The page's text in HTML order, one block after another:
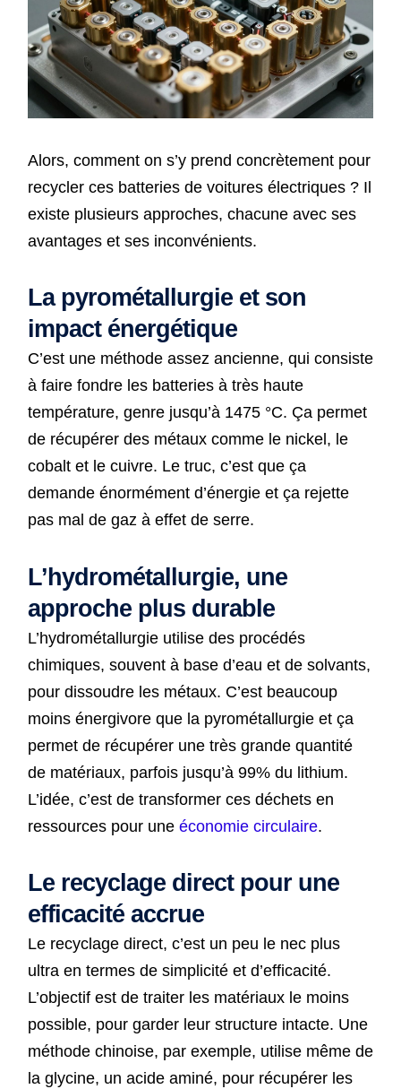
Alors, comment on s’y prend concrètement pour
recycler ces batteries de voitures électriques ? Il
existe plusieurs approches, chacune avec ses
avantages et ses inconvénients.
La pyrométallurgie et son
impact énergétique
C’est une méthode assez ancienne, qui consiste
à faire fondre les batteries à très haute
température, genre jusqu’à 1475 °C. Ça permet
de récupérer des métaux comme le nickel, le
cobalt et le cuivre. Le truc, c’est que ça
demande énormément d’énergie et ça rejette
pas mal de gaz à effet de serre.
L’hydrométallurgie, une
approche plus durable
L’hydrométallurgie utilise des procédés
chimiques, souvent à base d’eau et de solvants,
pour dissoudre les métaux. C’est beaucoup
moins énergivore que la pyrométallurgie et ça
permet de récupérer une très grande quantité
de matériaux, parfois jusqu’à 99% du lithium.
L’idée, c’est de transformer ces déchets en
ressources pour une économie circulaire.
Le recyclage direct pour une
efficacité accrue
Le recyclage direct, c’est un peu le nec plus
ultra en termes de simplicité et d’efficacité.
L’objectif est de traiter les matériaux le moins
possible, pour garder leur structure intacte. Une
méthode chinoise, par exemple, utilise même de
la glycine, un acide aminé, pour récupérer les